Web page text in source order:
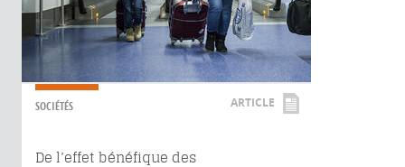
SOCIÉTÉS ARTICLE
De l’effet bénéfique des